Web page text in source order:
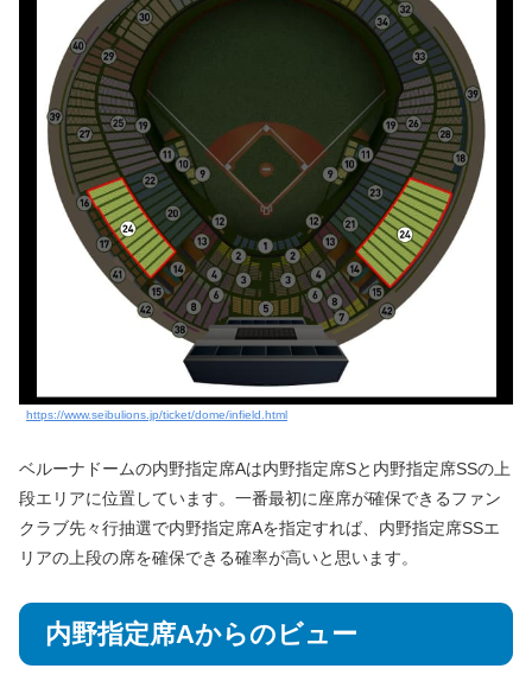
https://www.seibulions.jp/ticket/dome/infield.html
ベルーナドームの内野指定席Aは内野指定席Sと内野指定席SSの上
段エリアに位置しています。一番最初に座席が確保できるファン
クラブ先々行抽選で内野指定席Aを指定すれば、内野指定席SSエ
リアの上段の席を確保できる確率が高いと思います。
内野指定席Aからのビュー